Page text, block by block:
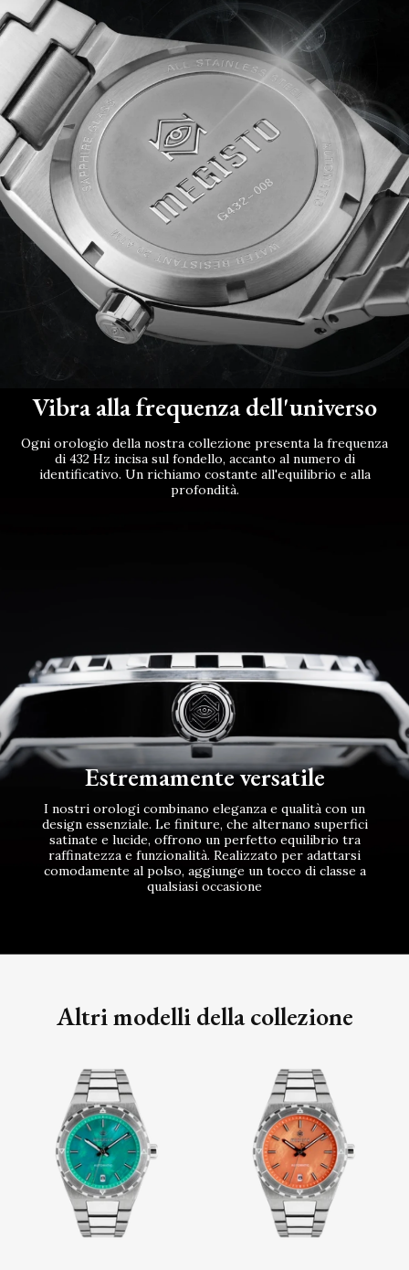
Vibra alla frequenza dell'universo
Ogni orologio della nostra collezione presenta la frequenza
di 432 Hz incisa sul fondello, accanto al numero di
identificativo. Un richiamo costante all'equilibrio e alla
profondità.
Estremamente versatile
I nostri orologi combinano eleganza e qualità con un
design essenziale. Le finiture, che alternano superfici
satinate e lucide, offrono un perfetto equilibrio tra
raffinatezza e funzionalità. Realizzato per adattarsi
comodamente al polso, aggiunge un tocco di classe a
qualsiasi occasione
Altri modelli della collezione